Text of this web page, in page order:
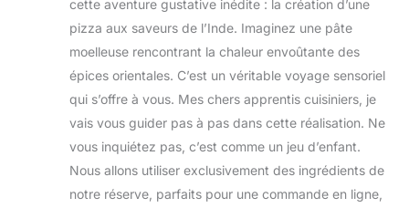
cette aventure gustative inédite : la création d’une
pizza aux saveurs de l’Inde. Imaginez une pâte
moelleuse rencontrant la chaleur envoûtante des
épices orientales. C’est un véritable voyage sensoriel
qui s’offre à vous. Mes chers apprentis cuisiniers, je
vais vous guider pas à pas dans cette réalisation. Ne
vous inquiétez pas, c’est comme un jeu d’enfant.
Nous allons utiliser exclusivement des ingrédients de
notre réserve, parfaits pour une commande en ligne,